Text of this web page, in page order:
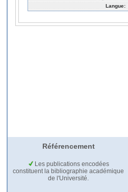
Langue:
Référencement
Les publications encodées
constituent la bibliographie académique
de l'Université.